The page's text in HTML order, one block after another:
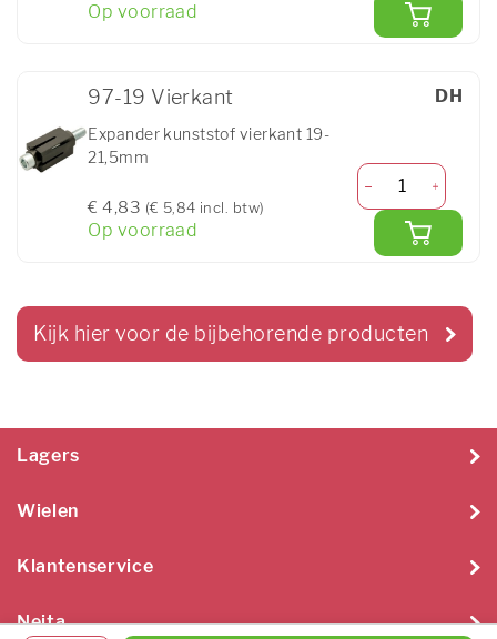
Op voorraad
DH
97-19 Vierkant
Expander kunststof vierkant 19-
21,5mm
€ 4,83 (€ 5,84 incl. btw)
Op voorraad
Kijk hier voor de bijbehorende producten
Lagers
Wielen
Klantenservice
Neita